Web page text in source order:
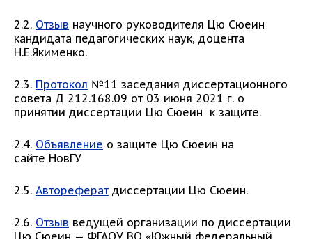
2.2. Отзыв научного руководителя Цю Сюеин
кандидата педагогических наук, доцента
Н.Е.Якименко.
2.3. Протокол №11 заседания диссертационного
совета Д 212.168.09 от 03 июня 2021 г. о
принятии диссертации Цю Сюеин к защите.
2.4. Объявление о защите Цю Сюеин на
сайте НовГУ
2.5. Автореферат диссертации Цю Сюеин.
2.6. Отзыв ведущей организации по диссертации
Цю Сюеин — ФГАОУ ВО «Южный федеральный